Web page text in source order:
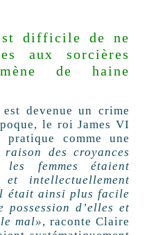
difficile de ne
aux sorcières
de haine
devenue un crime
le roi James VI
pratique comme une
raison des croyances
les femmes étaient
et intellectuellement
était ainsi plus facile
d’elles et
mal», raconte Claire